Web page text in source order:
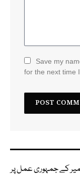
Save my
for the next time
کے جمہوری عمل پر